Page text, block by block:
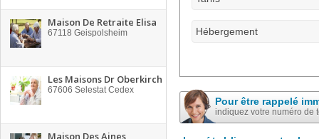
Maison De Retraite Elisa
67118 Geispolsheim
Les Maisons Dr Oberkirch
67606 Selestat Cedex
Maison Des Aines
Hébergement
Pour être rappelé
indiquez votre numéro de